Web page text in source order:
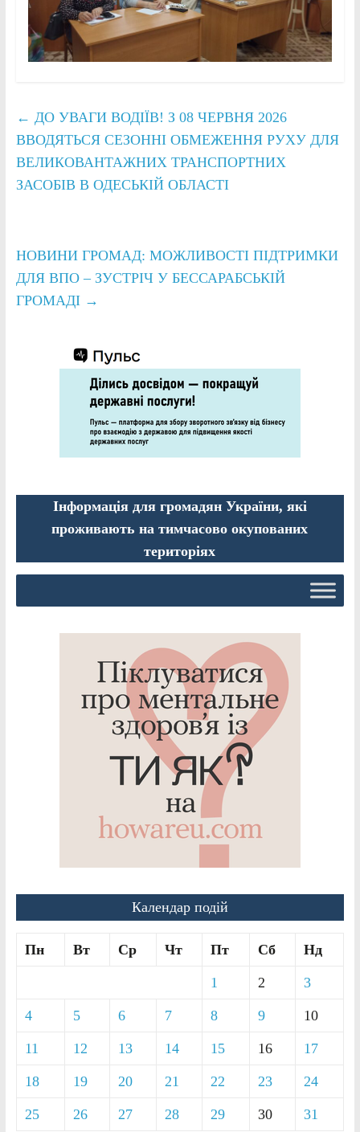
← ДО УВАГИ ВОДІЇВ! З 08 ЧЕРВНЯ 2026
ВВОДЯТЬСЯ СЕЗОННІ ОБМЕЖЕННЯ РУХУ ДЛЯ
ВЕЛИКОВАНТАЖНИХ ТРАНСПОРТНИХ
ЗАСОБІВ В ОДЕСЬКІЙ ОБЛАСТІ
НОВИНИ ГРОМАД: МОЖЛИВОСТІ ПІДТРИМКИ
ДЛЯ ВПО – ЗУСТРІЧ У БЕССАРАБСЬКІЙ
ГРОМАДІ →
Інформація для громадян України, які
проживають на тимчасово окупованих
територіях
Календар подій
Пн Вт Ср Чт Пт Сб Нд
1 2 3
4 5 6 7 8 9 10
11 12 13 14 15 16 17
18 19 20 21 22 23 24
25 26 27 28 29 30 31